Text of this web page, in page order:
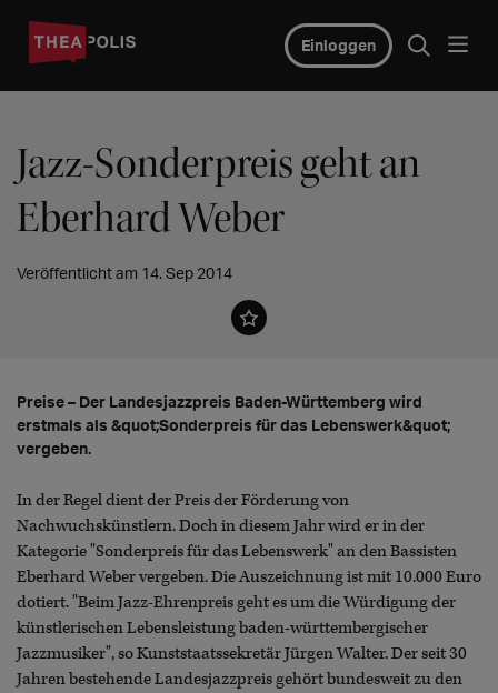
Einloggen
Jazz-Sonderpreis geht an
Eberhard Weber
Veröffentlicht am 14. Sep 2014
Preise – Der Landesjazzpreis Baden-Württemberg wird
erstmals als &quot;Sonderpreis für das Lebenswerk&quot;
vergeben.
In der Regel dient der Preis der Förderung von
Nachwuchskünstlern. Doch in diesem Jahr wird er in der
Kategorie "Sonderpreis für das Lebenswerk" an den Bassisten
Eberhard Weber vergeben. Die Auszeichnung ist mit 10.000 Euro
dotiert. "Beim Jazz-Ehrenpreis geht es um die Würdigung der
künstlerischen Lebensleistung baden-württembergischer
Jazzmusiker", so Kunststaatssekretär Jürgen Walter. Der seit 30
Jahren bestehende Landesjazzpreis gehört bundesweit zu den